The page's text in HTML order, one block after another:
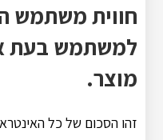
חווית משתמש
למשתמש בעת
מוצר.
זהו הסכום של כל